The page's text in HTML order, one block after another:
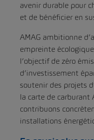
avenir durable pour
et de bénéficier en
AMAG ambitionne
empreinte
l’objectif de zéro
d’investissement
soutenir des projets
la carte de carburant
contribuons
installations